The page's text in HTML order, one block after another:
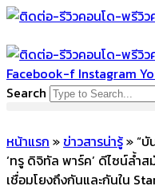
Skip
content
Facebook-f Instagram
Search
หน้าแรก »ข่าวสารน่ารู้»“บั
‘ทรู ดิจิทัล พาร์ค’ ดีไซน์ล้ำ
เชื่อมโยงถึงกันและกันใน